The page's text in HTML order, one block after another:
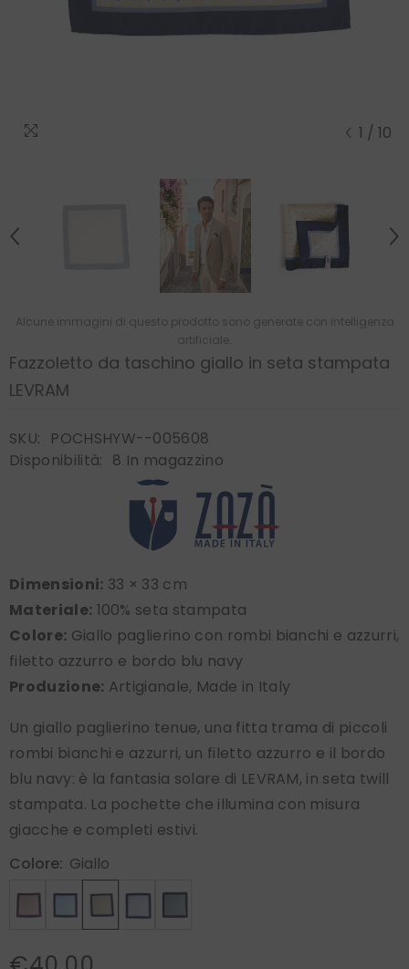
1 / 10
Alcune immagini di questo prodotto sono generate con intelligenza
artificiale.
Fazzoletto da taschino giallo in seta stampata
LEVRAM
SKU:
POCHSHYW--005608
Disponibilità: 8 In magazzino
Dimensioni: 33 × 33 cm
Materiale: 100% seta stampata
Colore: Giallo paglierino con rombi bianchi e azzurri,
filetto azzurro e bordo blu navy
Produzione: Artigianale, Made in Italy
Un giallo paglierino tenue, una fitta trama di piccoli
rombi bianchi e azzurri, un filetto azzurro e il bordo
blu navy: è la fantasia solare di LEVRAM, in seta twill
stampata. La pochette che illumina con misura
giacche e completi estivi.
Colore: Giallo